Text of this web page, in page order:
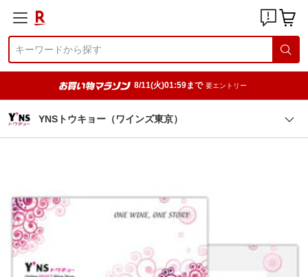
8/11(火)01:59まで 要エントリー
YNSトウキョー（ワインズ東京）